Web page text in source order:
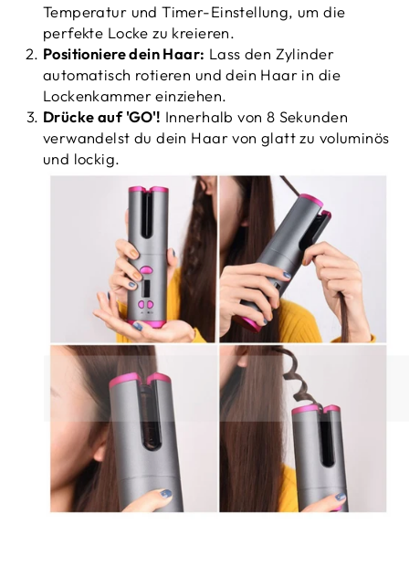
Temperatur und Timer-Einstellung, um die
perfekte Locke zu kreieren.
Positioniere dein Haar: Lass den Zylinder
automatisch rotieren und dein Haar in die
Lockenkammer einziehen.
Drücke auf 'GO'! Innerhalb von 8 Sekunden
verwandelst du dein Haar von glatt zu voluminös
und lockig.